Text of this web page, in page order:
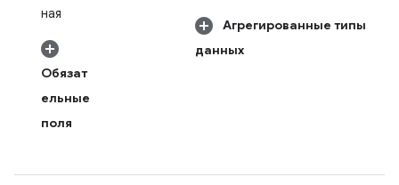
ная
Обязат
ельные
поля
Агрегированные типы
данных